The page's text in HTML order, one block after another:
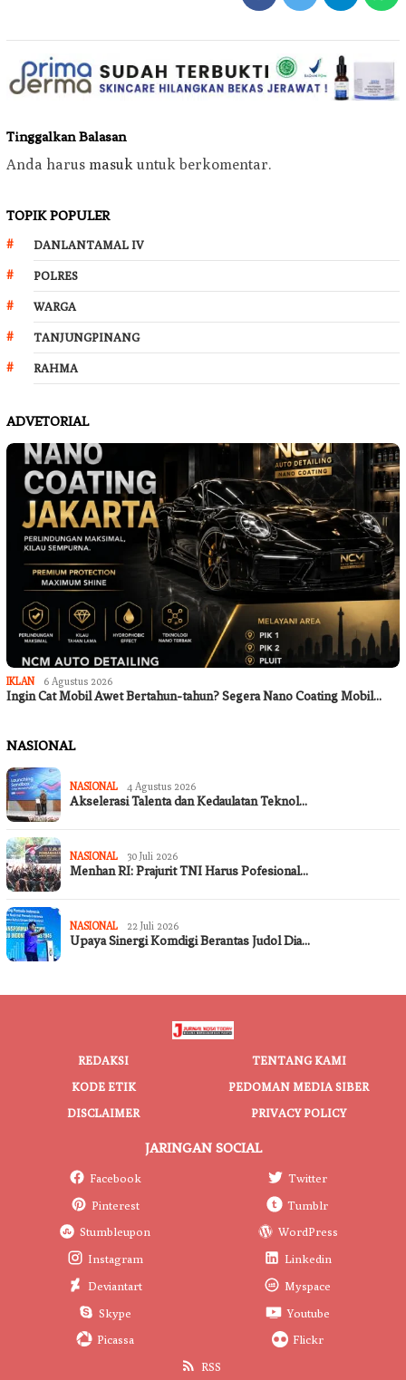
Tinggalkan Balasan
Anda harus masuk untuk berkomentar.
TOPIK POPULER
DANLANTAMAL IV
POLRES
WARGA
TANJUNGPINANG
RAHMA
ADVETORIAL
IKLAN 6 Agustus 2026
Ingin Cat Mobil Awet Bertahun-tahun? Segera Nano Coating Mobil…
NASIONAL
NASIONAL 4 Agustus 2026
Akselerasi Talenta dan Kedaulatan Teknol…
NASIONAL 30 Juli 2026
Menhan RI: Prajurit TNI Harus Pofesional…
NASIONAL 22 Juli 2026
Upaya Sinergi Komdigi Berantas Judol Dia…
REDAKSI
TENTANG KAMI
KODE ETIK
PEDOMAN MEDIA SIBER
DISCLAIMER
PRIVACY POLICY
JARINGAN SOCIAL
Facebook
Twitter
Pinterest
Tumblr
Stumbleupon
WordPress
Instagram
Linkedin
Deviantart
Myspace
Skype
Youtube
Picassa
Flickr
RSS